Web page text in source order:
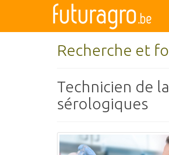
Recherche et
Technicien de
sérologiques